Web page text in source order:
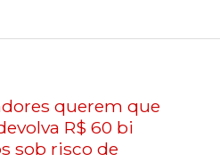
querem que
R$ 60 bi
sob risco de